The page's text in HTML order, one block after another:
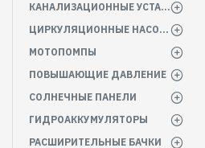
КАНАЛИЗАЦИОННЫЕ УСТАНОВКИ
ЦИРКУЛЯЦИОННЫЕ НАСОСЫ
МОТОПОМПЫ
ПОВЫШАЮЩИЕ ДАВЛЕНИЕ
СОЛНЕЧНЫЕ ПАНЕЛИ
ГИДРОАККУМУЛЯТОРЫ
РАСШИРИТЕЛЬНЫЕ БАЧКИ